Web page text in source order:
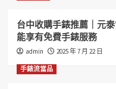
車
借
錢
雄
台中收購手錶推薦｜元
能享有免費手錶服務
admin 2025 年 7 月 22 日
手錶流當品